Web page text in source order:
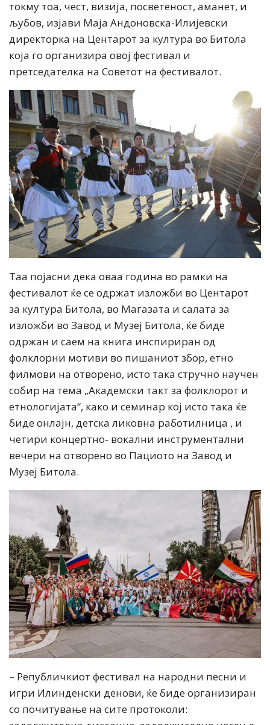
токму тоа, чест, визија, посветеност, аманет, и
љубов, изјави Маја Андоновска-Илијевски
директорка на Центарот за култура во Битола
која го организира овој фестивал и
претседателка на Советот на фестивалот.
Таа појасни дека оваа година во рамки на
фестивалот ќе се одржат изложби во Центарот
за култура Битола, во Магазата и салата за
изложби во Завод и Музеј Битола, ќе биде
одржан и саем на книга инспириран од
фолклорни мотиви во пишаниот збор, етно
филмови на отворено, исто така стручно научен
собир на тема „Академски такт за фолклорот и
етнологијата“, како и семинар кој исто така ќе
биде онлајн, детска ликовна работилница , и
четири концертно- вокални инструментални
вечери на отворено во Пациото на Завод и
Музеј Битола.
– Републичкиот фестивал на народни песни и
игри Илинденски денови, ќе биде организиран
со почитување на сите протоколи: